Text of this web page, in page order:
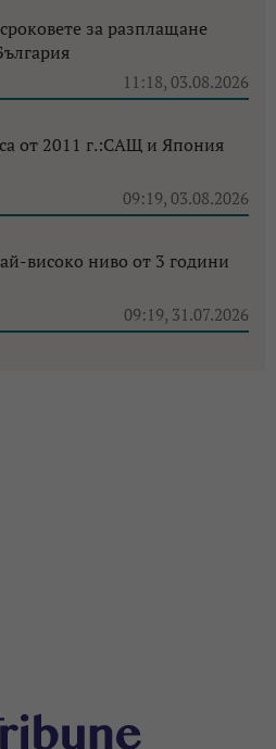
за разплащане
11:18, 03.08.2026
от 2011 г.:САЩ и Япония
09:19, 03.08.2026
високо ниво от 3 години
09:19, 31.07.2026